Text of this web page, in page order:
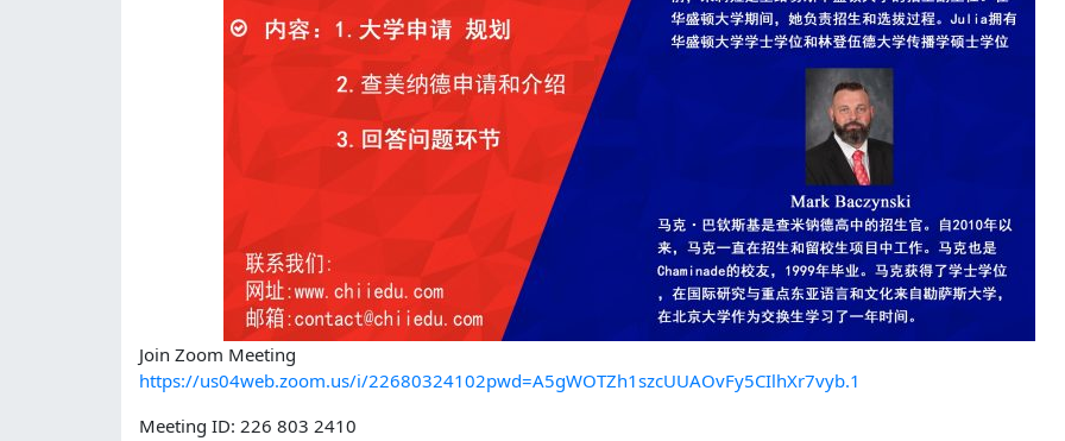
Join Zoom Meeting
https://us04web.zoom.us/i/22680324102pwd=A5gWOTZh1szcUUAOvFy5CIlhXr7vyb.1
Meeting ID: 226 803 2410